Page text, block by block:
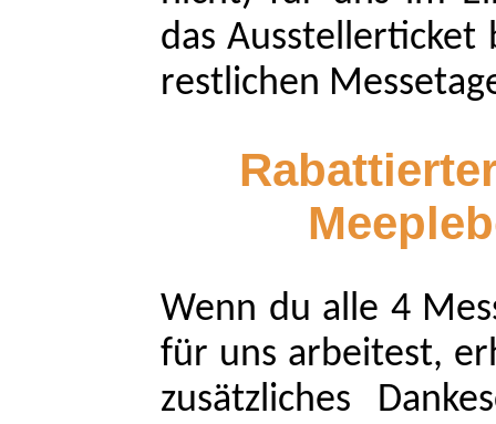
das
restlichen
Wenn du alle 4
für uns arbeitest,
zusätzliches